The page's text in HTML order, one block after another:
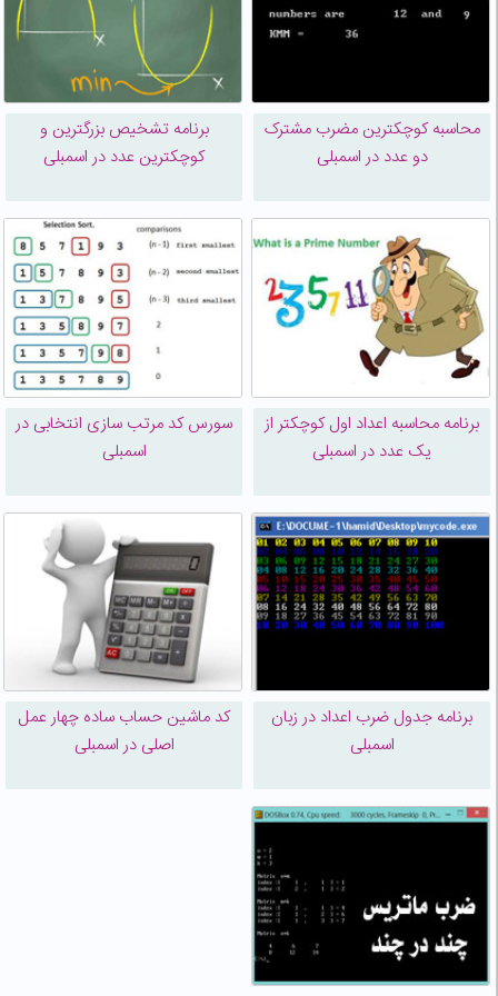
محاسبه کوچکترین مضرب مشترک
دو عدد در اسمبلی
برنامه تشخیص بزرگترین و
کوچکترین عدد در اسمبلی
برنامه محاسبه اعداد اول کوچکتر از
یک عدد در اسمبلی
سورس کد مرتب سازی انتخابی در
اسمبلی
برنامه جدول ضرب اعداد در زبان
اسمبلی
کد ماشین حساب ساده چهار عمل
اصلی در اسمبلی